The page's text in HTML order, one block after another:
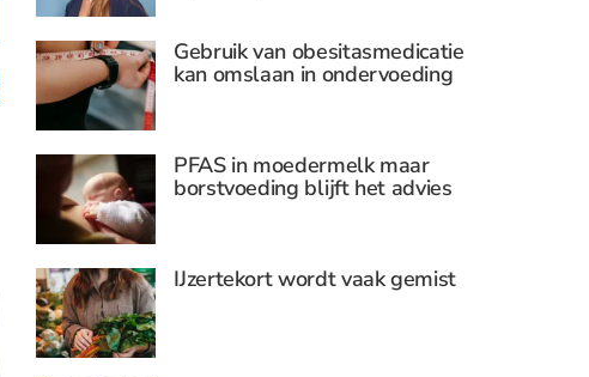
Gebruik van obesitasmedicatie
kan omslaan in ondervoeding
PFAS in moedermelk maar
borstvoeding blijft het advies
IJzertekort wordt vaak gemist